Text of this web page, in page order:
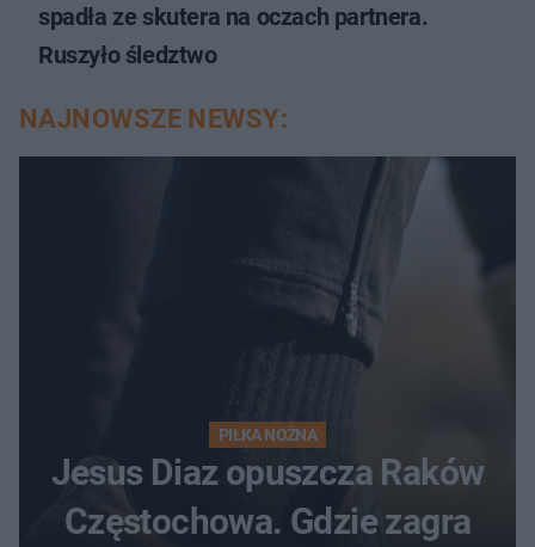
spadła ze skutera na oczach partnera.
Ruszyło śledztwo
NAJNOWSZE NEWSY:
PIŁKA NOŻNA
Jesus Diaz opuszcza Raków
Częstochowa. Gdzie zagra